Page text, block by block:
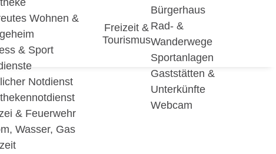
Wohnen &
& Sport
Notdienst
& Feuerwehr
Wasser, Gas
Freizeit &
Tourismus
Bürgerhaus
Rad- &
Wanderwege
Sportanlagen
Gaststätten &
Unterkünfte
Webcam